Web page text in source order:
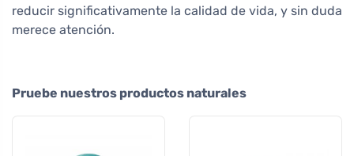
reducir significativamente la calidad de vida, y sin duda
merece atención.
Pruebe nuestros productos naturales